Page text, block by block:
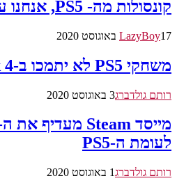
קונסולות מה- PS5, אנחנו עושים משהו אחר"
LazyBoy17 באוגוסט 2020
משחקי PS5 לא יתמכו ב-Dualshock 4
רותם גולדברג3 באוגוסט 2020
לעומת ה-PS5
רותם גולדברג1 באוגוסט 2020